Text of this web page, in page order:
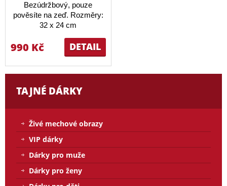
Bezúdržbový, pouze
pověsíte na zeď. Rozměry:
32 x 24 cm
DETAIL
990 Kč
TAJNÉ DÁRKY
Živé mechové obrazy
VIP dárky
Dárky pro muže
Dárky pro ženy